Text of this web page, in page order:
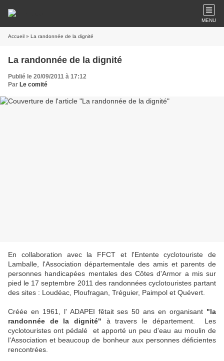
MENU
Accueil » La randonnée de la dignité
La randonnée de la dignité
Publié le 20/09/2011 à 17:12
Par Le comité
En collaboration avec la FFCT et l'Entente cyclotouriste de
Lamballe, l'Association départementale des amis et parents de
personnes handicapées mentales des Côtes d'Armor a mis sur
pied le 17 septembre 2011 des randonnées cyclotouristes partant
des sites : Loudéac, Ploufragan, Tréguier, Paimpol et Quévert.
Créée en 1961, l' ADAPEI fêtait ses 50 ans en organisant "la
randonnée de la dignité" à travers le département. Les
cyclotouristes ont pédalé et apporté un peu d'eau au moulin de
l'Association et beaucoup de bonheur aux personnes déficientes
rencontrées.